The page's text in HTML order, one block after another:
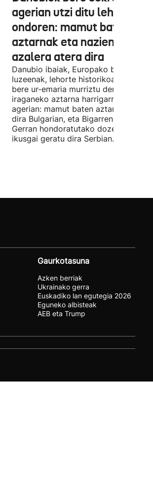
agerian utzi ditu
ondoren: mamut baten
aztarnak eta nazien
azalera atera dira
Danubio ibaiak, Europako bigarren
luzeenak, lehorte historikoa bizi du,
bere ur-emaria murriztu denez,
iraganeko aztarna harrigarriak utzi
agerian: mamut baten aztarnak
dira Bulgarian, eta Bigarren Mundu
Gerran hondoratutako dozenaka
ikusgai geratu dira Serbian.
Gaurkotasuna
Azken berriak
Ukrainako gerra
Euskadiko lan egutegia 2026
Eguneko albisteak
AEB eta Trump